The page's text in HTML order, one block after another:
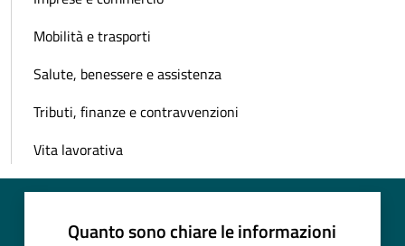
Mobilità e trasporti
Salute, benessere e assistenza
Tributi, finanze e contravvenzioni
Vita lavorativa
Quanto sono chiare le informazioni